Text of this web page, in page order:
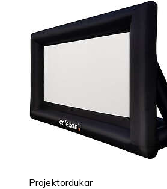
Projektordukar